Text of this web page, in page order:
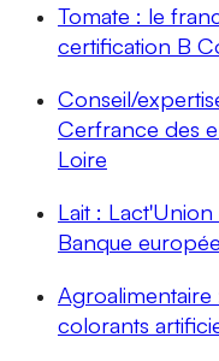
Tomate : le
certification B
Conseil/
Cerfrance des
Loire
Lait :
Banque
Agroalimentaire
colorants